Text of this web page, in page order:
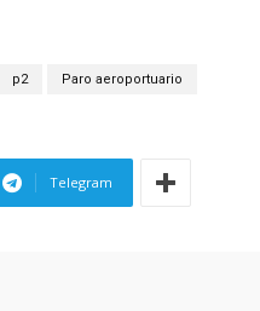
p2 Paro aeroportuario
Telegram